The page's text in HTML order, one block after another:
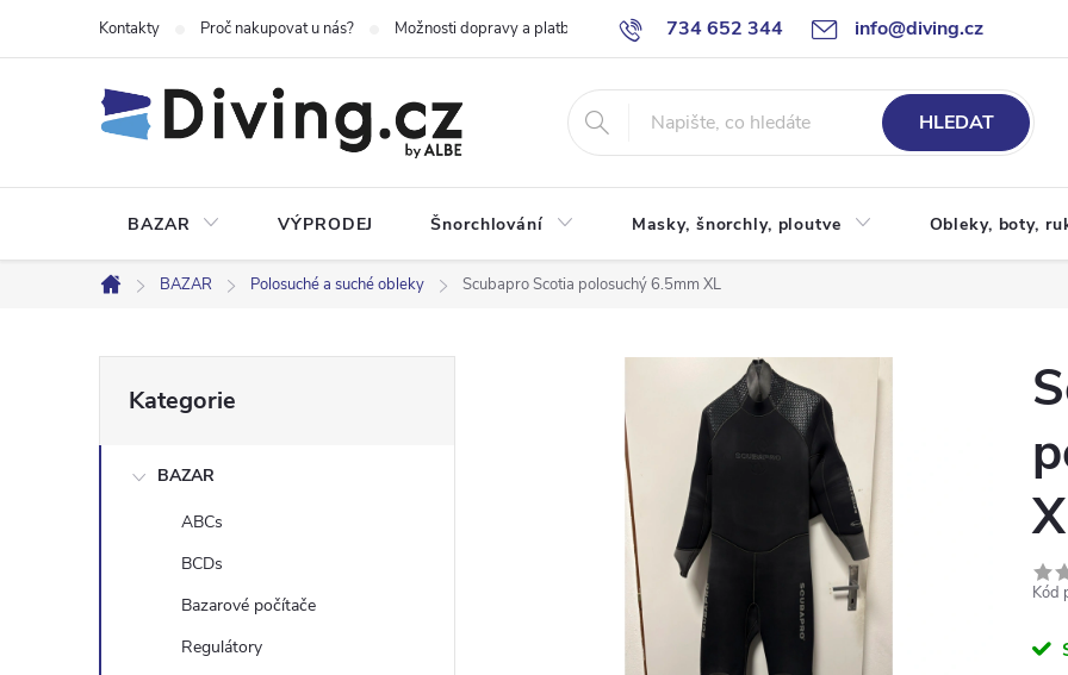
734 652 344 info@diving.cz
Kontakty Proč nakupovat u nás? Možnosti dopravy a platby Jak nakupovat Obchodní podmínky Reklamace
HLEDAT
BAZAR VÝPRODEJ Šnorchlování Masky, šnorchly, ploutve Obleky, boty,
Domů
BAZAR Polosuché a suché obleky Scubapro Scotia polosuchý 6.5mm XL
o
kategorie
Kategorie
BAZAR
ABCs
BCDs
Bazarové počítače
Regulátory
Kód